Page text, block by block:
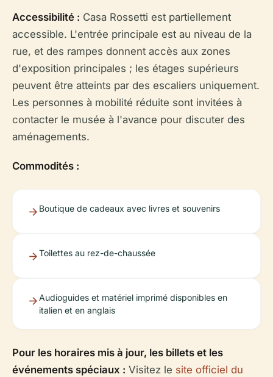
Accessibilité : Casa Rossetti est partiellement
accessible. L'entrée principale est au niveau de la
rue, et des rampes donnent accès aux zones
d'exposition principales ; les étages supérieurs
peuvent être atteints par des escaliers uniquement.
Les personnes à mobilité réduite sont invitées à
contacter le musée à l'avance pour discuter des
aménagements.
Commodités :
Boutique de cadeaux avec livres et souvenirs
Toilettes au rez-de-chaussée
Audioguides et matériel imprimé disponibles en
italien et en anglais
Pour les horaires mis à jour, les billets et les
événements spéciaux : Visitez le site officiel du